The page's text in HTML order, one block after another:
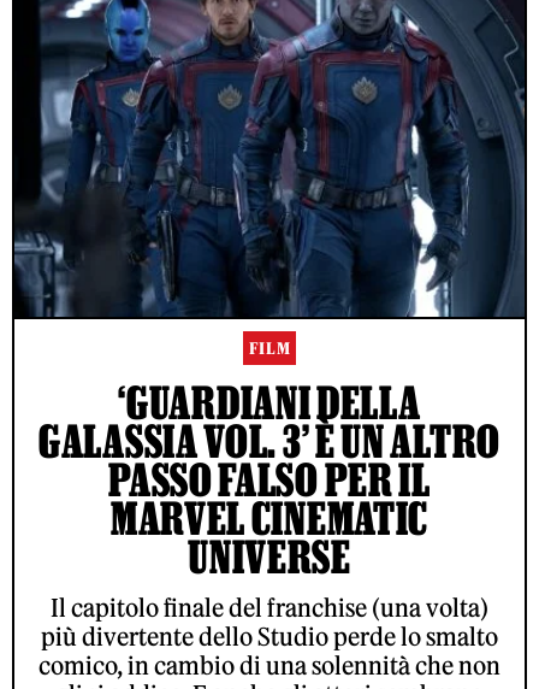
FILM
‘GUARDIANI DELLA
GALASSIA VOL. 3’ È UN ALTRO
PASSO FALSO PER IL
MARVEL CINEMATIC
UNIVERSE
Il capitolo finale del franchise (una volta)
più divertente dello Studio perde lo smalto
comico, in cambio di una solennità che non